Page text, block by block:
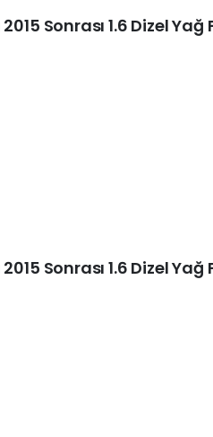
Sonrası 1.6 Dizel Yağ
Sonrası 1.6 Dizel Yağ